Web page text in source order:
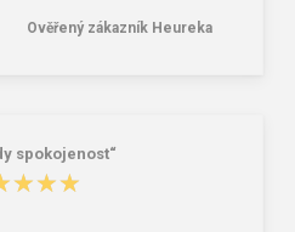
21,16 € 35,32 €
Ověřený zákazník Heureka
spokojenost“